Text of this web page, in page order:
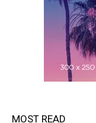
MOST READ